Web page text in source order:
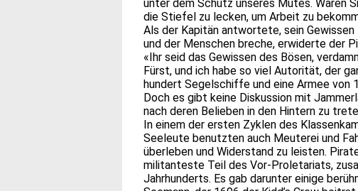
unter dem Schutz unseres Mutes. Wären
die Stiefel zu lecken, um Arbeit zu
Als der Kapitän antwortete, sein
und der Menschen breche, erwiderte der
«Ihr seid das Gewissen des Bösen,
Fürst, und ich habe so viel Autorität, der
hundert Segelschiffe und eine Armee von
Doch es gibt keine Diskussion mit
nach deren Belieben in den Hintern zu
In einem der ersten Zyklen des
Seeleute benutzten auch Meuterei und
überleben und Widerstand zu leisten.
militanteste Teil des Vor-Proletariats,
Jahrhunderts. Es gab darunter einige